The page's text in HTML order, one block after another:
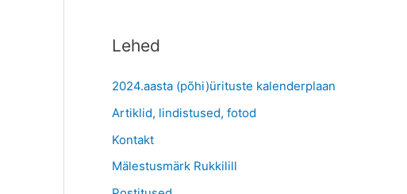
Lehed
2024.aasta (põhi)ürituste kalenderplaan
Artiklid, lindistused, fotod
Kontakt
Mälestusmärk Rukkilill